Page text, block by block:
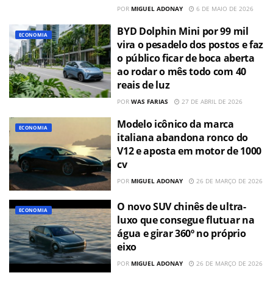
POR MIGUEL ADONAY 6 DE MAIO DE 2026
ECONOMIA
BYD Dolphin Mini por 99 mil
vira o pesadelo dos postos e faz
o público ficar de boca aberta
ao rodar o mês todo com 40
reais de luz
POR WAS FARIAS 27 DE ABRIL DE 2026
ECONOMIA
Modelo icônico da marca
italiana abandona ronco do
V12 e aposta em motor de 1000
cv
POR MIGUEL ADONAY 26 DE MARÇO DE 2026
ECONOMIA
O novo SUV chinês de ultra-
luxo que consegue flutuar na
água e girar 360º no próprio
eixo
POR MIGUEL ADONAY 26 DE MARÇO DE 2026